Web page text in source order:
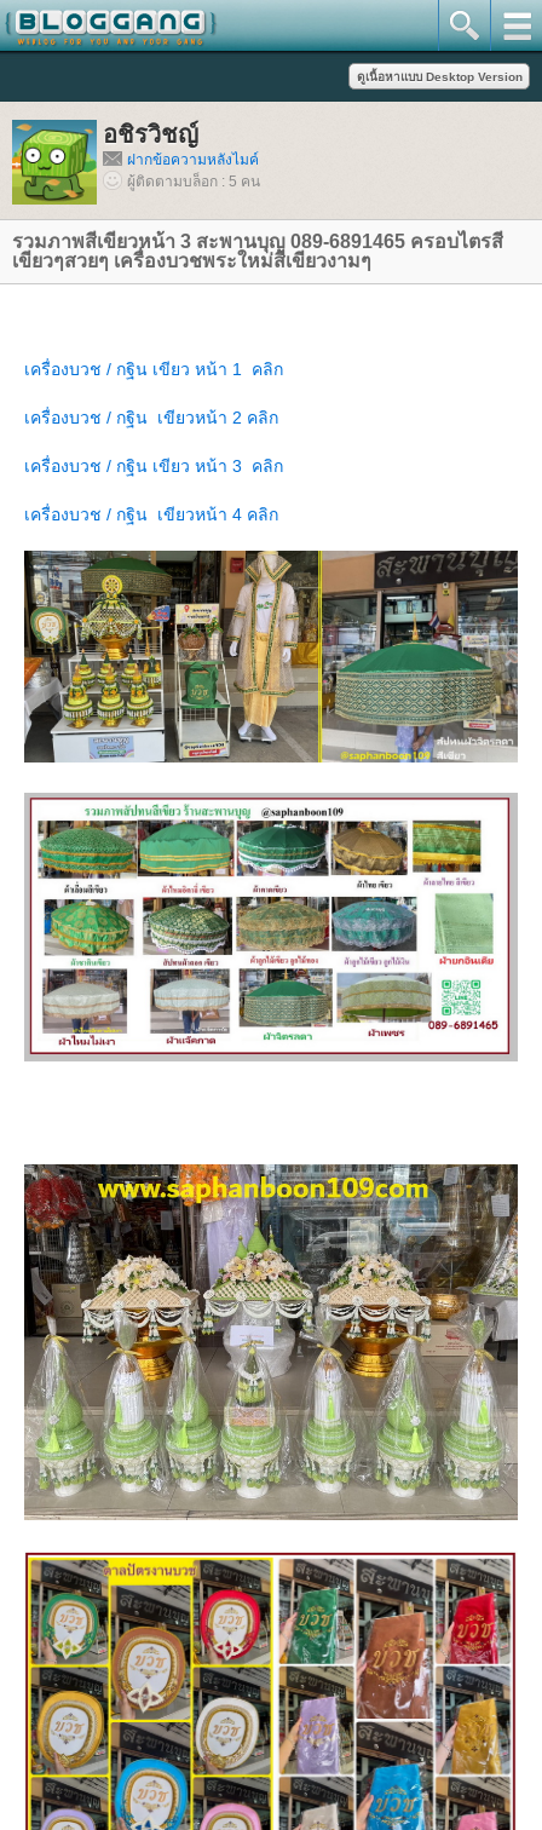
อชิรวิชญ์
ฝากข้อความหลังไมค์
ผู้ติดตามบล็อก : 5 คน
รวมภาพสีเขียวหน้า 3 สะพานบุญ 089-6891465 ครอบไตรสี
เขียวๆสวยๆ เครื่องบวชพระใหม่สีเขียวงามๆ
เครื่องบวช / กฐิน เขียว หน้า 1 คลิก
เครื่องบวช / กฐิน เขียวหน้า 2 คลิก
เครื่องบวช / กฐิน เขียว หน้า 3 คลิก
เครื่องบวช / กฐิน เขียวหน้า 4 คลิก